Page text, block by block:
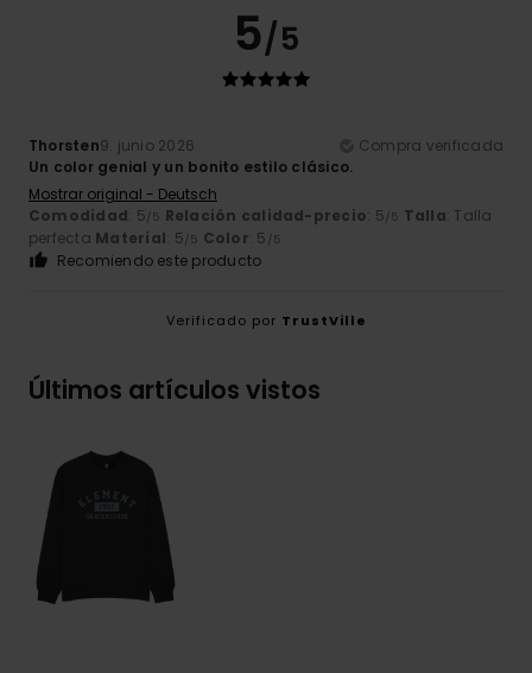
5/5
Thorsten9. junio 2026
Compra verificada
Un color genial y un bonito estilo clásico.
Mostrar original - Deutsch
Comodidad: 5/5 Relación calidad-precio: 5/5 Talla: Talla
perfecta Material: 5/5 Color: 5 /5
Recomiendo este producto
Verificado por TrustVille
Últimos artículos vistos